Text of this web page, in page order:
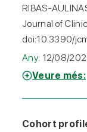
RIBAS-
Journal of
doi:10.3390/
Any: 12/08/
Veure més:
Cohort